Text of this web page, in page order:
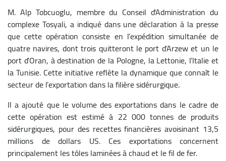
M. Alp Tobcuoglu, membre du Conseil d'Administration du
complexe Tosyali, a indiqué dans une déclaration à la presse
que cette opération consiste en l’expédition simultanée de
quatre navires, dont trois quitteront le port d’Arzew et un le
port d’Oran, à destination de la Pologne, la Lettonie, l’Italie et
la Tunisie. Cette initiative reflète la dynamique que connaît le
secteur de l’exportation dans la filière sidérurgique.
Il a ajouté que le volume des exportations dans le cadre de
cette opération est estimé à 22 000 tonnes de produits
sidérurgiques, pour des recettes financières avoisinant 13,5
millions de dollars US. Ces exportations concernent
principalement les tôles laminées à chaud et le fil de fer.